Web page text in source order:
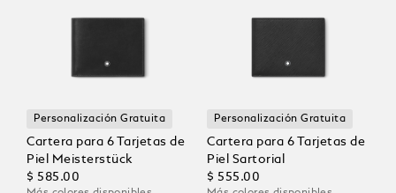
Personalización Gratuita
Cartera para 6 Tarjetas de
Piel Meisterstück
$ 585.00
Personalización Gratuita
Cartera para 6 Tarjetas de
Piel Sartorial
$ 555.00